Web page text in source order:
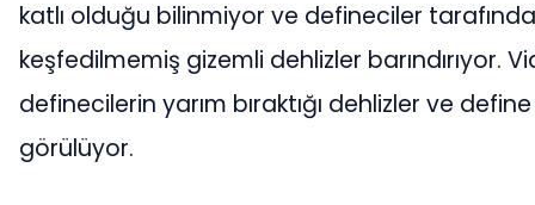
katlı olduğu bilinmiyor ve defineciler
keşfedilmemiş gizemli dehlizler barındırıyor.
definecilerin yarım bıraktığı dehlizler ve
görülüyor.